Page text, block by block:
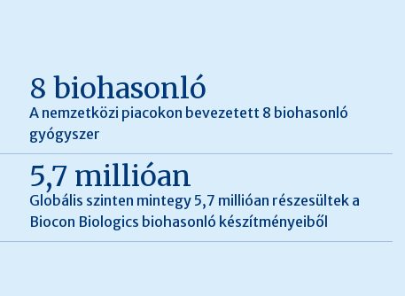
8 biohasonló
A nemzetközi piacokon bevezetett 8 biohasonló
gyógyszer
5,7 millióan
Globális szinten mintegy 5,7 millióan részesültek a
Biocon Biologics biohasonló készítményeiből